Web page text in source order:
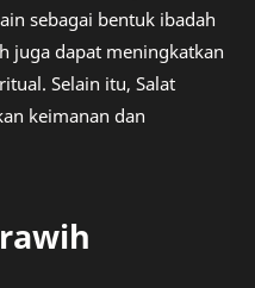
sebagai bentuk ibadah
juga dapat meningkatkan
Selain itu, Salat
keimanan dan